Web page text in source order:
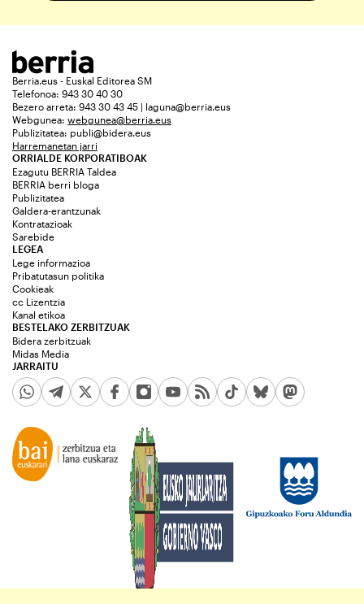
Berria.eus - Euskal Editorea SM
Telefonoa: 943 30 40 30
Bezero arreta: 943 30 43 45 | laguna@berria.eus
Webgunea: webgunea@berria.eus
Publizitatea: publi@bidera.eus
Harremanetan jarri
ORRIALDE KORPORATIBOAK
Ezagutu BERRIA Taldea
BERRIA berri bloga
Publizitatea
Galdera-erantzunak
Kontratazioak
Sarebide
JARRAITU
LEGEA
Lege informazioa
Pribatutasun politika
Cookieak
cc Lizentzia
Kanal etikoa
BESTELAKO ZERBITZUAK
Bidera zerbitzuak
Midas Media